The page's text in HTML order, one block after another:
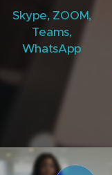
Skype, ZOOM,
Teams,
WhatsApp